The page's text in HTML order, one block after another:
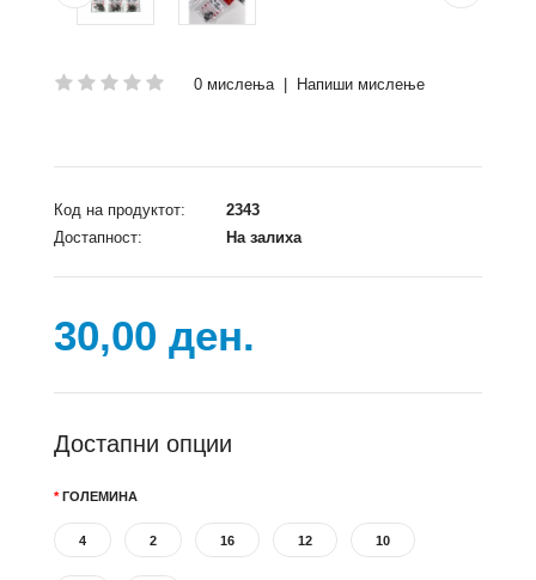
0 мислења| Напиши мислење
Код на продуктот:
2343
Достапност:
На залиха
30,00 ден.
Достапни опции
ГОЛЕМИНА
4 2 16 12 10